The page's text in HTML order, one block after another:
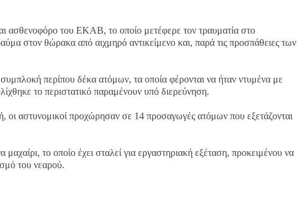
ασθενοφόρο του ΕΚΑΒ, το οποίο μετέφερε τον τραυματία στο
στον θώρακα από αιχμηρό αντικείμενο και, παρά τις προσπάθειες των
περίπου δέκα ατόμων, τα οποία φέρονται να ήταν ντυμένα με
το περιστατικό παραμένουν υπό διερεύνηση.
οι αστυνομικοί προχώρησαν σε 14 προσαγωγές ατόμων που εξετάζονται
το οποίο έχει σταλεί για εργαστηριακή εξέταση, προκειμένου να
του νεαρού.